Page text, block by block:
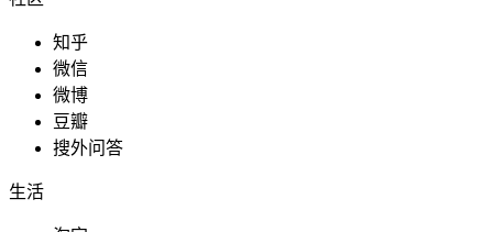
知乎
微信
微博
豆瓣
搜外问答
生活